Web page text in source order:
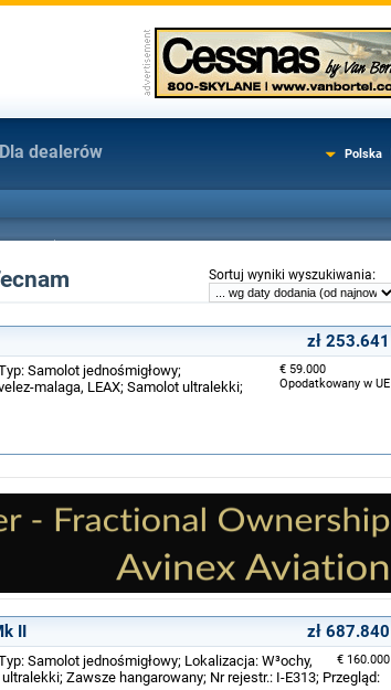
Dla dealerów Polska
Sortuj wyniki wyszukiwania:
zł 253.641
€ 59.000
Opodatkowany w UE
Samolot jednośmigłowy;
malaga, LEAX; Samolot ultralekki;
II zł 687.840
€ 160.000
Samolot jednośmigłowy; Lokalizacja: W³ochy,
Zawsze hangarowany; Nr rejestr.: I-E313; Przegląd: